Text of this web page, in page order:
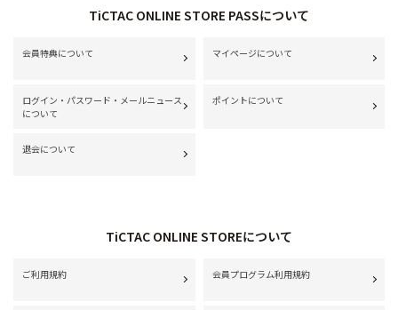
TiCTAC ONLINE STORE PASSについて
会員特典について マイページについて
ログイン・パスワード・メールニュース
について
ポイントについて
退会について
TiCTAC ONLINE STOREについて
ご利用規約 会員プログラム利用規約